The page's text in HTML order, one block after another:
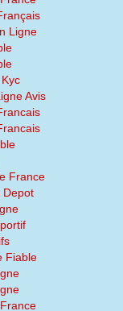
Ligne
Avis
France
Depot
Fiable